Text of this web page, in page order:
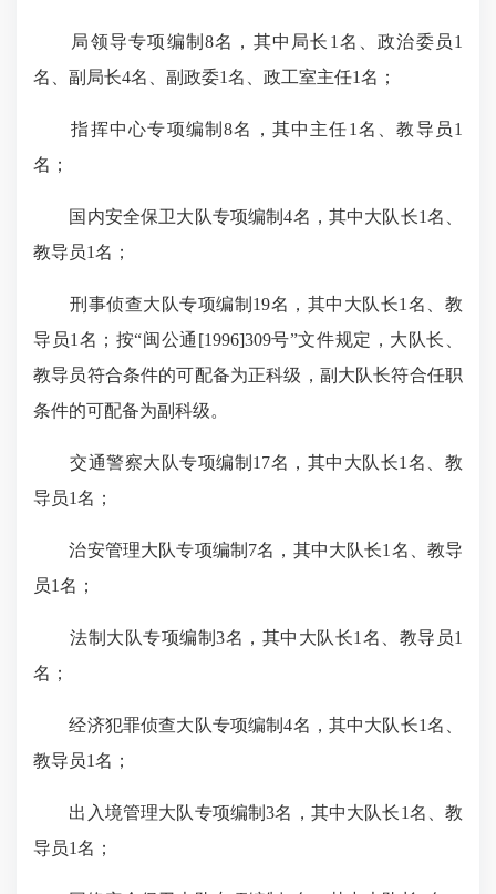
局领导专项编制 8名，其中局长 1 名、政治委员1
名、副局长4名、副政委1名、政工室主任1名；
指挥中心专项编制8名，其中主任1 名、教导员1
名；
国内安全保卫大队专项编制4名，其中大队长1名、
教导员1名；
刑事侦查大队专项编制 19名，其中大队长1 名、教
导员1 名；按“闽公通 [1996]309号”文件规定，大队长、
教导员符合条件的可配备为正科级，副大队长符合任职
条件的可配备为副科级。
交通警察大队专项编制 17名，其中大队长1 名、教
导员1名；
治安管理大队专项编制 7名，其中大队长1 名、教导
员1名 ；
法制大队专项编制 3名，其中大队长1 名、教导员1
名；
经济犯罪侦查大队专项编制4名，其中大队长1名、
教导员1名；
出入境管理大队专项编制3名，其中大队长1名、教
导员1名；